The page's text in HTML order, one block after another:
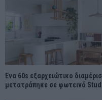
Ένα 60s εξαρχειώτικο
μετατράπηκε σε φωτεινό